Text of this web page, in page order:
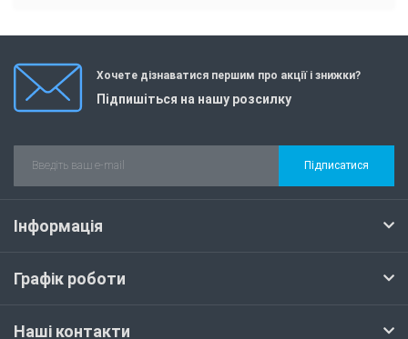
Хочете дізнаватися першим про акції і знижки?
Підпишіться на нашу розсилку
Підписатися
Інформація
Графік роботи
Наші контакти